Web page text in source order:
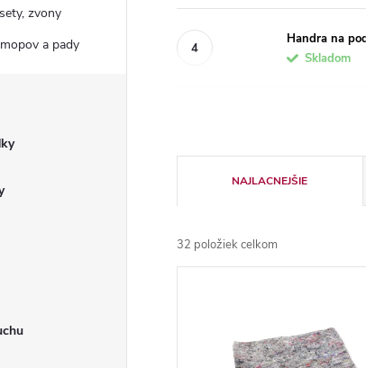
zvony
a pady
Handra na
Skladom
a
d
NAJLACNEJŠIE
32 položiek celkom